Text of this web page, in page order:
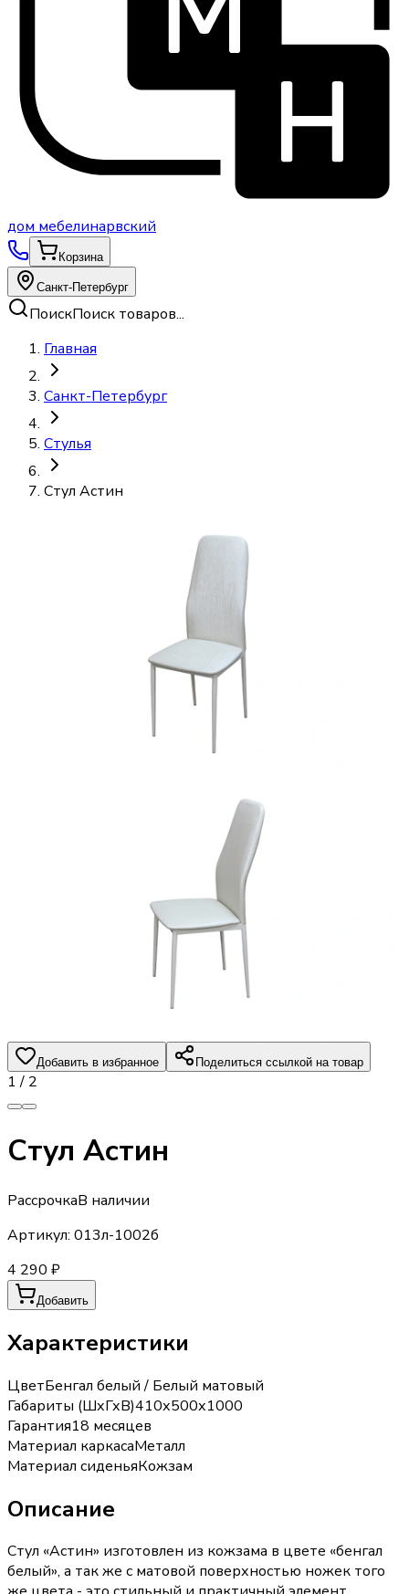
дом мебелинарвский
Корзина
Санкт-Петербург
ПоискПоиск товаров...
Главная
Санкт-Петербург
Стулья
Стул Астин
Добавить в избранное Поделиться ссылкой на товар
1 / 2
Стул Астин
РассрочкаВ наличии
Артикул: 013л-1002б
4 290 ₽
Добавить
Характеристики
ЦветБенгал белый / Белый матовый
Габариты (ШхГхВ)410х500х1000
Гарантия18 месяцев
Материал каркасаМеталл
Материал сиденьяКожзам
Описание
Стул «Астин» изготовлен из кожзама в цвете «бенгал
белый», а так же с матовой поверхностью ножек того